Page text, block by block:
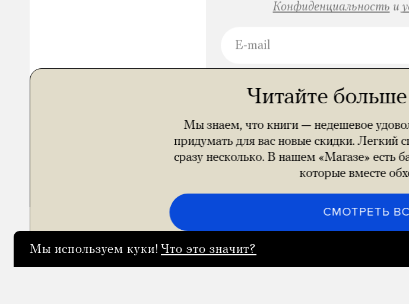
Конфиденциальность и
Мы используем куки! Что это значит?
Читайте
Мы знаем, что книги — недешевое
придумать для вас новые скидки. Легкий
сразу несколько. В нашем «Магазе» есть
которые вместе
СМОТРЕТЬ